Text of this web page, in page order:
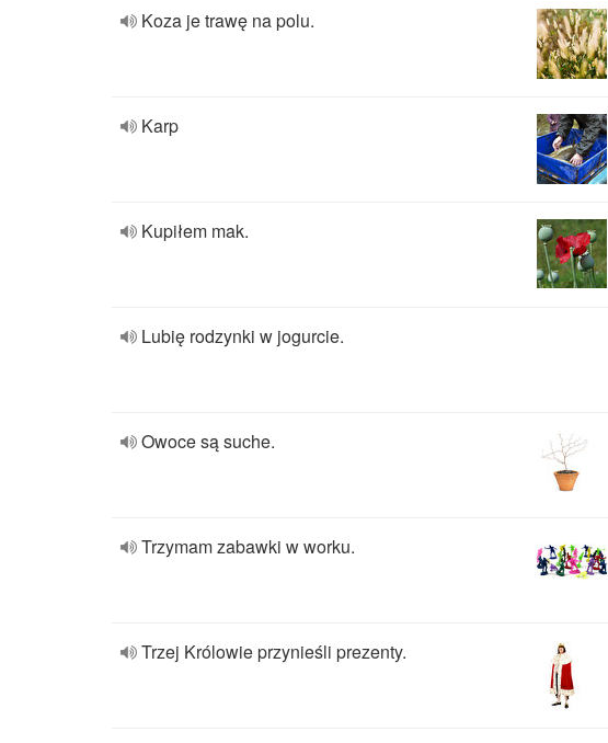
Koza je trawę na polu.
Karp
Kupiłem mak.
Lubię rodzynki w jogurcie.
Owoce są suche.
Trzymam zabawki w worku.
Trzej Królowie przynieśli prezenty.